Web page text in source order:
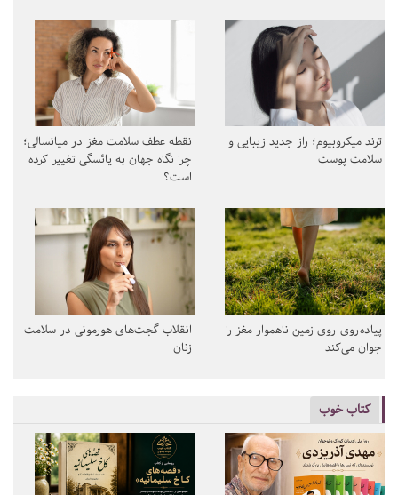
ترند میکروبیوم؛ راز جدید زیبایی و
سلامت پوست
نقطه عطف سلامت مغز در میانسالی؛
چرا نگاه جهان به یائسگی تغییر کرده
است؟
پیاده‌روی روی زمین ناهموار مغز را
جوان می‌کند
انقلاب گجت‌های هورمونی در سلامت
زنان
کتاب خوب